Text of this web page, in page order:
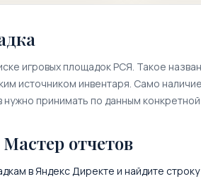
игровых площадок РСЯ. Такое
источником инвентаря. Само
принимать по данным
отчетов
в Яндекс Директе и найдите строку